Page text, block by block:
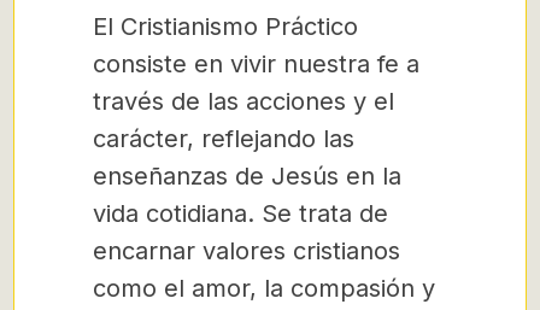
El Cristianismo Práctico
consiste en vivir nuestra fe a
través de las acciones y el
carácter, reflejando las
enseñanzas de Jesús en la
vida cotidiana. Se trata de
encarnar valores cristianos
como el amor, la compasión y